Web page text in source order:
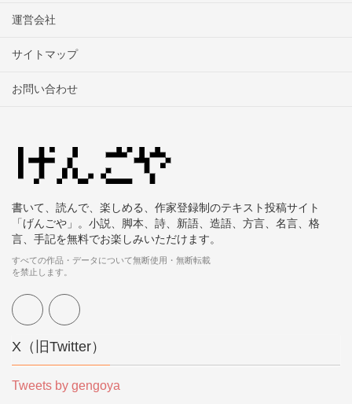
運営会社
サイトマップ
お問い合わせ
書いて、読んで、楽しめる、作家登録制のテキスト投稿サイト
「げんごや」。小説、脚本、詩、新語、造語、方言、名言、格
言、手記を無料でお楽しみいただけます。
すべての作品・データについて無断使用・無断転載
を禁止します。
X（旧Twitter）
Tweets by gengoya